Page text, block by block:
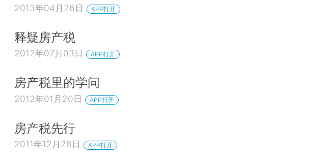
2013年04月26日 APP打开
释疑房产税
2012年07月03日 APP打开
房产税里的学问
2012年01月20日 APP打开
房产税先行
2011年12月28日 APP打开